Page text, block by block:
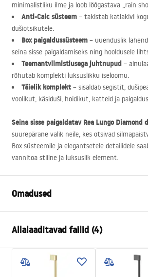
minimalistliku ilme ja loob lõõgastava „rain
Anti-Calc süsteem – takistab katlakivi
dušiotsikutele.
Box paigaldussüsteem – uuenduslik
seina sisse paigaldamiseks ning hooldusele
Teemantviimistlusega juhtnupud –
rõhutab komplekti luksuslikku iseloomu.
Täielik komplekt – sisaldab segistit,
voolikut, käsiduši, hoidikut, katteid ja
Seina sisse paigaldatav Rea Lungo Diamond
suurepärane valik neile, kes otsivad
Box süsteemile ja elegantsetele detailidele
vannitoa stiilne ja luksuslik element.
Omadused
Materjal
Kraani tüüp
Paigaldusviis
Seina sisse
Allalaaditavad failid (4)
Turvalisuse teave